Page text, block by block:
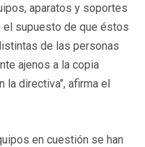
aparatos y soportes
supuesto de que éstos
de las personas
ajenos a la copia
la directiva", afirma el
en cuestión se han